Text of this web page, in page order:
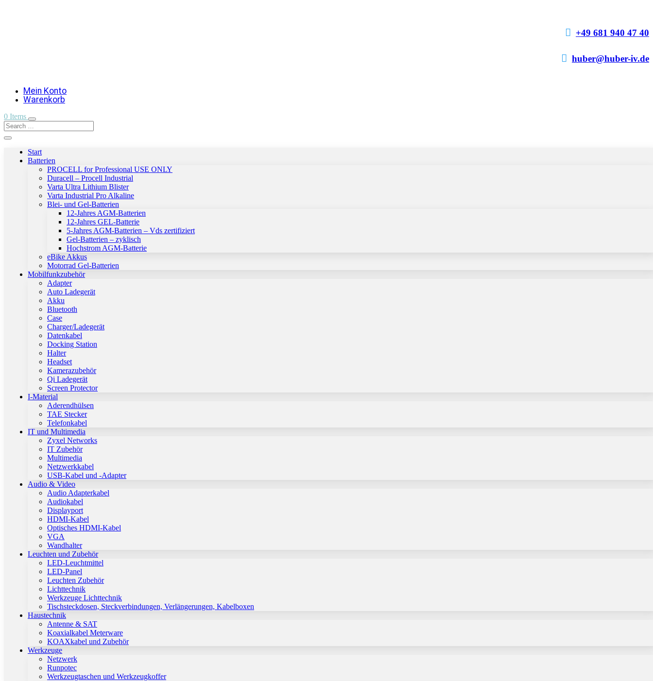
 +49 681 940 47 40
 huber@huber-iv.de
Mein Konto
Warenkorb
0 Items
Start
Batterien
PROCELL for Professional USE ONLY
Duracell – Procell Industrial
Varta Ultra Lithium Blister
Varta Industrial Pro Alkaline
Blei- und Gel-Batterien
12-Jahres AGM-Batterien
12-Jahres GEL-Batterie
5-Jahres AGM-Batterien – Vds zertifiziert
Gel-Batterien – zyklisch
Hochstrom AGM-Batterie
eBike Akkus
Motorrad Gel-Batterien
Mobilfunkzubehör
Adapter
Auto Ladegerät
Akku
Bluetooth
Case
Charger/Ladegerät
Datenkabel
Docking Station
Halter
Headset
Kamerazubehör
Qi Ladegerät
Screen Protector
I-Material
Aderendhülsen
TAE Stecker
Telefonkabel
IT und Multimedia
Zyxel Networks
IT Zubehör
Multimedia
Netzwerkkabel
USB-Kabel und -Adapter
Audio & Video
Audio Adapterkabel
Audiokabel
Displayport
HDMI-Kabel
Optisches HDMI-Kabel
VGA
Wandhalter
Leuchten und Zubehör
LED-Leuchtmittel
LED-Panel
Leuchten Zubehör
Lichttechnik
Werkzeuge Lichttechnik
Tischsteckdosen, Steckverbindungen, Verlängerungen, Kabelboxen
Haustechnik
Antenne & SAT
Koaxialkabel Meterware
KOAXkabel und Zubehör
Werkzeuge
Netzwerk
Runpotec
Werkzeugtaschen und Werkzeugkoffer